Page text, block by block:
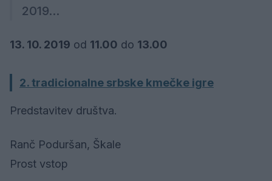
2019...
13. 10. 2019 od 11.00 do 13.00
2. tradicionalne srbske kmečke igre
Predstavitev društva.
Ranč Poduršan, Škale
Prost vstop